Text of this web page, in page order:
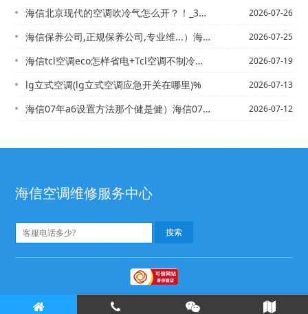
海信北京现代的空调吹冷气怎么开？！_3）海信北京现代空调怎么样？ 2026-07-26
海信保养公司,正规保养公司,专业维...）海信北斗星1.4的发动机好还是乐驰的1... 2026-07-25
海信tcl空调eco怎样省电+Tcl空调不制冷什么原因谢谢_1 2026-07-19
lg立式空调(lg立式空调应急开关在哪里)% 2026-07-13
海信07年a6设置方法那个健是健）海信07年天籁车空调冷气怎么开_1 2026-07-12
海信空调维修服务中心
海信空调维修 海信空调售后